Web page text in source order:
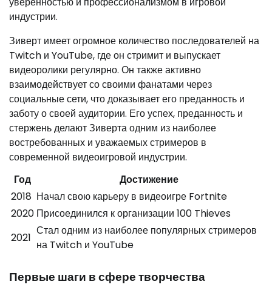
индустрии.
Зиверт имеет огромное количество последователей на
Twitch и YouTube, где он стримит и выпускает
видеоролики регулярно. Он также активно
взаимодействует со своими фанатами через
социальные сети, что доказывает его преданность и
заботу о своей аудитории. Его успех, преданность и
стержень делают Зиверта одним из наиболее
востребованных и уважаемых стримеров в
современной видеоигровой индустрии.
Год
Достижение
2018 Начал свою карьеру в видеоигре Fortnite
2020 Присоединился к организации 100 Thieves
2021
Стал одним из наиболее популярных стримеров
на Twitch и YouTube
Первые шаги в сфере творчества